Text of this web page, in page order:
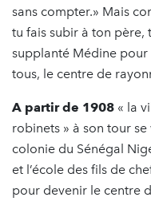
sans compter.» Mais
tu fais subir à ton père,
supplanté Médine
tous, le centre de
A partir de 1908 « la
robinets » à son tour
colonie du Sénégal
et l’école des fils de
pour devenir le centre